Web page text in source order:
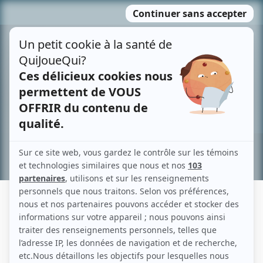
MENU
contenu
Recherche avancée »
NOËL BURTON
Liens
Fiche de Noël Burton sur Showbizz.net